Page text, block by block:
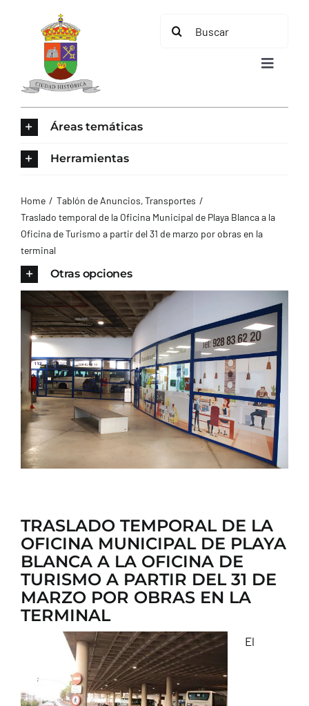
contenido
Buscar:
Toggle
AYUNTAMIENTO
TURISMO
CONTACTO
Áreas temáticas
Herramientas
Home Tablón de Anuncios Transportes
Traslado temporal de la Oficina Municipal de Playa Blanca a la
Oficina de Turismo a partir del 31 de marzo por obras en la
terminal
Otras opciones
TRASLADO TEMPORAL DE LA
OFICINA MUNICIPAL DE PLAYA
BLANCA A LA OFICINA DE
TURISMO A PARTIR DEL 31 DE
MARZO POR OBRAS EN LA
TERMINAL
El